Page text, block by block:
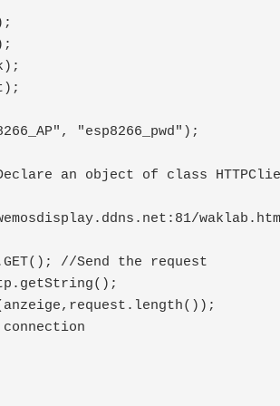
"esp8266_pwd");
an object of class
//Send the request